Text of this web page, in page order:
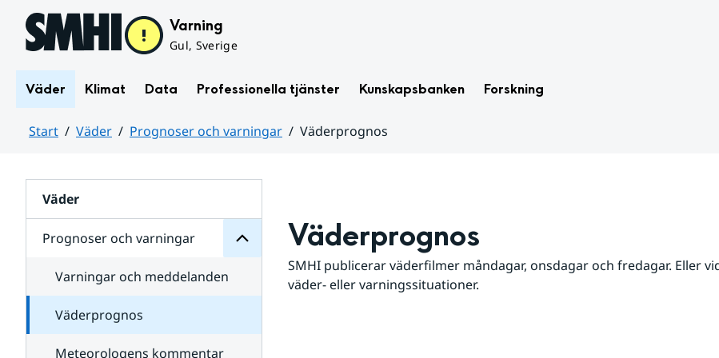
Hoppa till sidans innehåll Varning
Gul, Sverige
Väder Klimat Data Professionella tjänster Kunskapsbanken Forskning
Start Väder Prognoser och varningar
Väderprognos
Väder
Prognoser och varningar
för
varningar
Varningar och meddelanden
Väderprognos
Meteorologens kommentar
Väderprognos
SMHI publicerar väderfilmer måndagar, onsdagar och fredagar. Eller
väder- eller varningssituationer.